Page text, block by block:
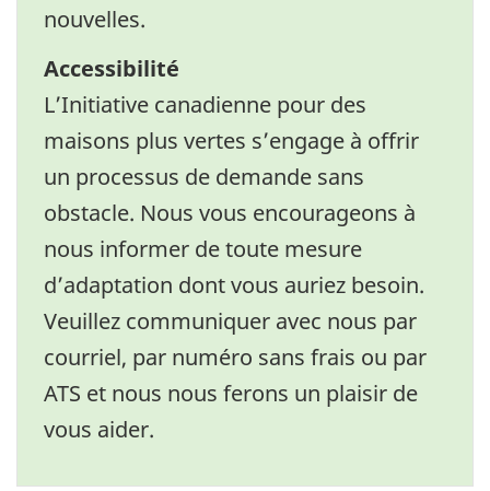
nouvelles.
Twitter
Facebook
LinkedIn
YouTube
Accessibilité
L’Initiative canadienne pour des
maisons plus vertes s’engage à offrir
un processus de demande sans
obstacle. Nous vous encourageons à
nous informer de toute mesure
d’adaptation dont vous auriez besoin.
Veuillez communiquer avec nous par
courriel, par numéro sans frais ou par
ATS et nous nous ferons un plaisir de
vous aider.